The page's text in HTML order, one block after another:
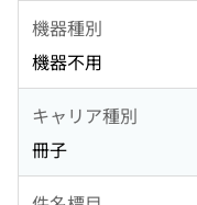
機器種別
機器不用
キャリア種別
冊子